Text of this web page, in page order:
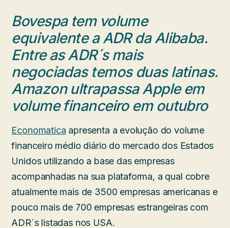
Bovespa tem volume
equivalente a ADR da Alibaba.
Entre as ADR´s mais
negociadas temos duas latinas.
Amazon ultrapassa Apple em
volume financeiro em outubro
Economatica apresenta a evolução do volume
financeiro médio diário do mercado dos Estados
Unidos utilizando a base das empresas
acompanhadas na sua plataforma, a qual cobre
atualmente mais de 3500 empresas americanas e
pouco mais de 700 empresas estrangeiras com
ADR´s listadas nos USA.